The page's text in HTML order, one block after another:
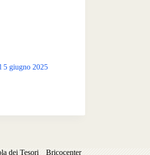
5 giugno 2025
dei Tesori Bricocenter